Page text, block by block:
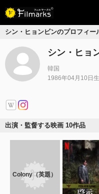
シン・ヒョンビンのプロフィー
シン・ヒョ
韓国
1986年04月10日
出演・監督する映画 10作品
Colony（英題）